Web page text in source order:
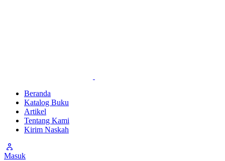
Beranda
Katalog Buku
Artikel
Tentang Kami
Kirim Naskah
Masuk